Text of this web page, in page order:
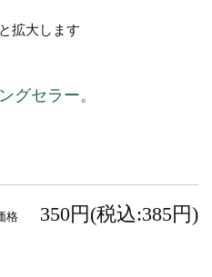
拡大します
グセラー。
格 350円(税込:385円)